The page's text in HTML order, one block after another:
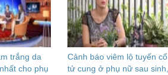
trắng da
cho phụ
Cảnh báo viêm lộ tuyến cổ
tử cung ở phụ nữ sau sinh,